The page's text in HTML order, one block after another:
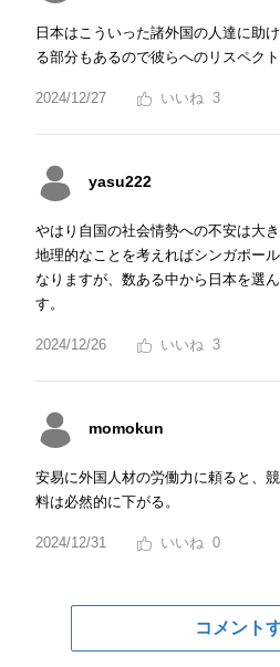
日本はこういった諸外国の人達に助
る部分もあるので彼らへのリスペクト
2024/12/27 3
yasu222
やはり自国の社会情勢への不安は大き
地理的なことを考えればシンガポー
なりますが、数ある中から日本を選
す。
2024/12/26 3
momokun
安易に外国人材の労働力に頼ると、
料は必然的に下がる。
2024/12/31 0
コメント